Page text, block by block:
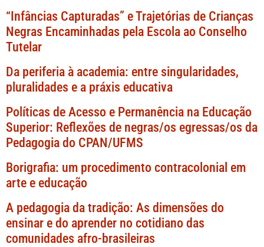
“Infâncias Capturadas” e Trajetórias de Crianças
Negras Encaminhadas pela Escola ao Conselho
Tutelar
Da periferia à academia: entre singularidades,
pluralidades e a práxis educativa
Políticas de Acesso e Permanência na Educação
Superior: Reflexões de negras/os egressas/os da
Pedagogia do CPAN/UFMS
Borigrafia: um procedimento contracolonial em
arte e educação
A pedagogia da tradição: As dimensões do
ensinar e do aprender no cotidiano das
comunidades afro-brasileiras